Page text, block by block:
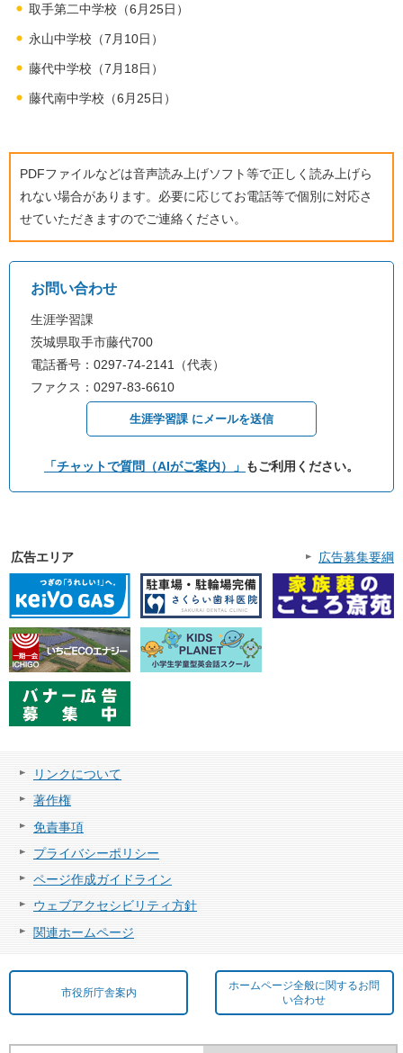
取手第二中学校（6月25日）
永山中学校（7月10日）
藤代中学校（7月18日）
藤代南中学校（6月25日）
PDFファイルなどは音声読み上げソフト等で正しく読み上げら
れない場合があります。必要に応じてお電話等で個別に対応さ
せていただきますのでご連絡ください。
お問い合わせ
生涯学習課
茨城県取手市藤代700
電話番号：0297-74-2141（代表）
ファクス：0297-83-6610
生涯学習課 にメールを送信
「チャットで質問（AIがご案内）」 もご利用ください。
広告エリア 広告募集要綱
リンクについて
著作権
免責事項
プライバシーポリシー
ページ作成ガイドライン
ウェブアクセシビリティ方針
関連ホームページ
市役所庁舎案内
ホームページ全般に関するお問
い合わせ